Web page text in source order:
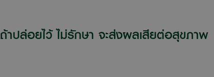
ปล่อยไว้ ไม่รักษา จะส่งผลเสียต่อสุขภาพ